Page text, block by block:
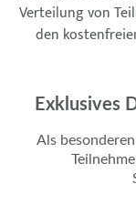
Verteilung von
den
Exklusives
Als